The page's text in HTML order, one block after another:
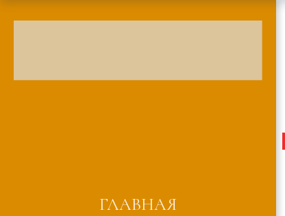
ГЛАВНАЯ